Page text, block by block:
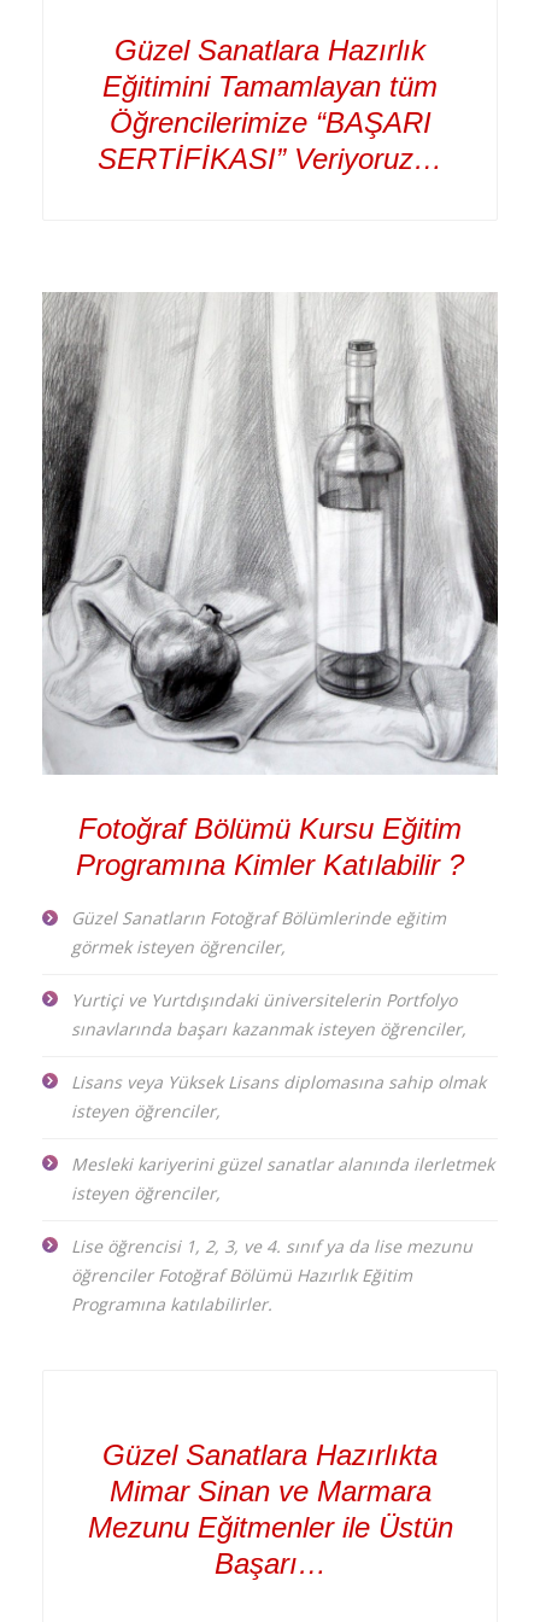
Güzel Sanatlara Hazırlık
Eğitimini Tamamlayan tüm
Öğrencilerimize “BAŞARI
SERTİFİKASI” Veriyoruz…
Fotoğraf Bölümü Kursu Eğitim
Programına Kimler Katılabilir ?
Güzel Sanatların Fotoğraf Bölümlerinde eğitim
görmek isteyen öğrenciler,
Yurtiçi ve Yurtdışındaki üniversitelerin Portfolyo
sınavlarında başarı kazanmak isteyen öğrenciler,
Lisans veya Yüksek Lisans diplomasına sahip olmak
isteyen öğrenciler,
Mesleki kariyerini güzel sanatlar alanında ilerletmek
isteyen öğrenciler,
Lise öğrencisi 1, 2, 3, ve 4. sınıf ya da lise mezunu
öğrenciler Fotoğraf Bölümü Hazırlık Eğitim
Programına katılabilirler.
Güzel Sanatlara Hazırlıkta
Mimar Sinan ve Marmara
Mezunu Eğitmenler ile Üstün
Başarı…